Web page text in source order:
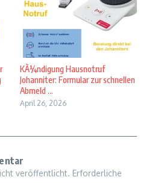
KÃ¼ndigung Hausnotruf
Johanniter: Formular zur schnellen
Abmeld ...
April 26, 2026
veröffentlicht. Erforderliche